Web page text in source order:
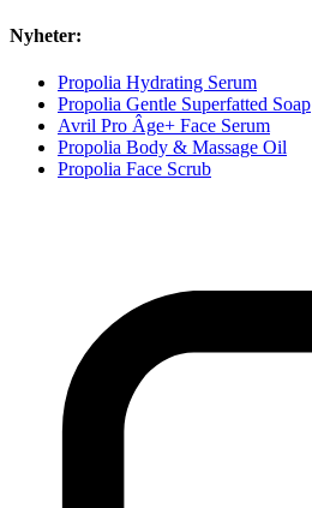
Nyheter:
Propolia Hydrating Serum
Propolia Gentle Superfatted Soap
Avril Pro Âge+ Face Serum
Propolia Body & Massage Oil
Propolia Face Scrub